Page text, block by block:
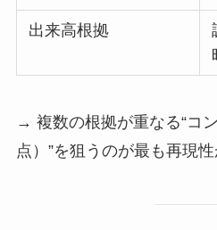
出来高根拠
→ 複数の根拠が重なる“コ
点）”を狙うのが最も再現性